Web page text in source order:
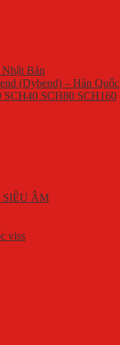
Bản
(Dybend) – Hàn Quốc
SCH40 SCH80 SCH160
ÂM
viss